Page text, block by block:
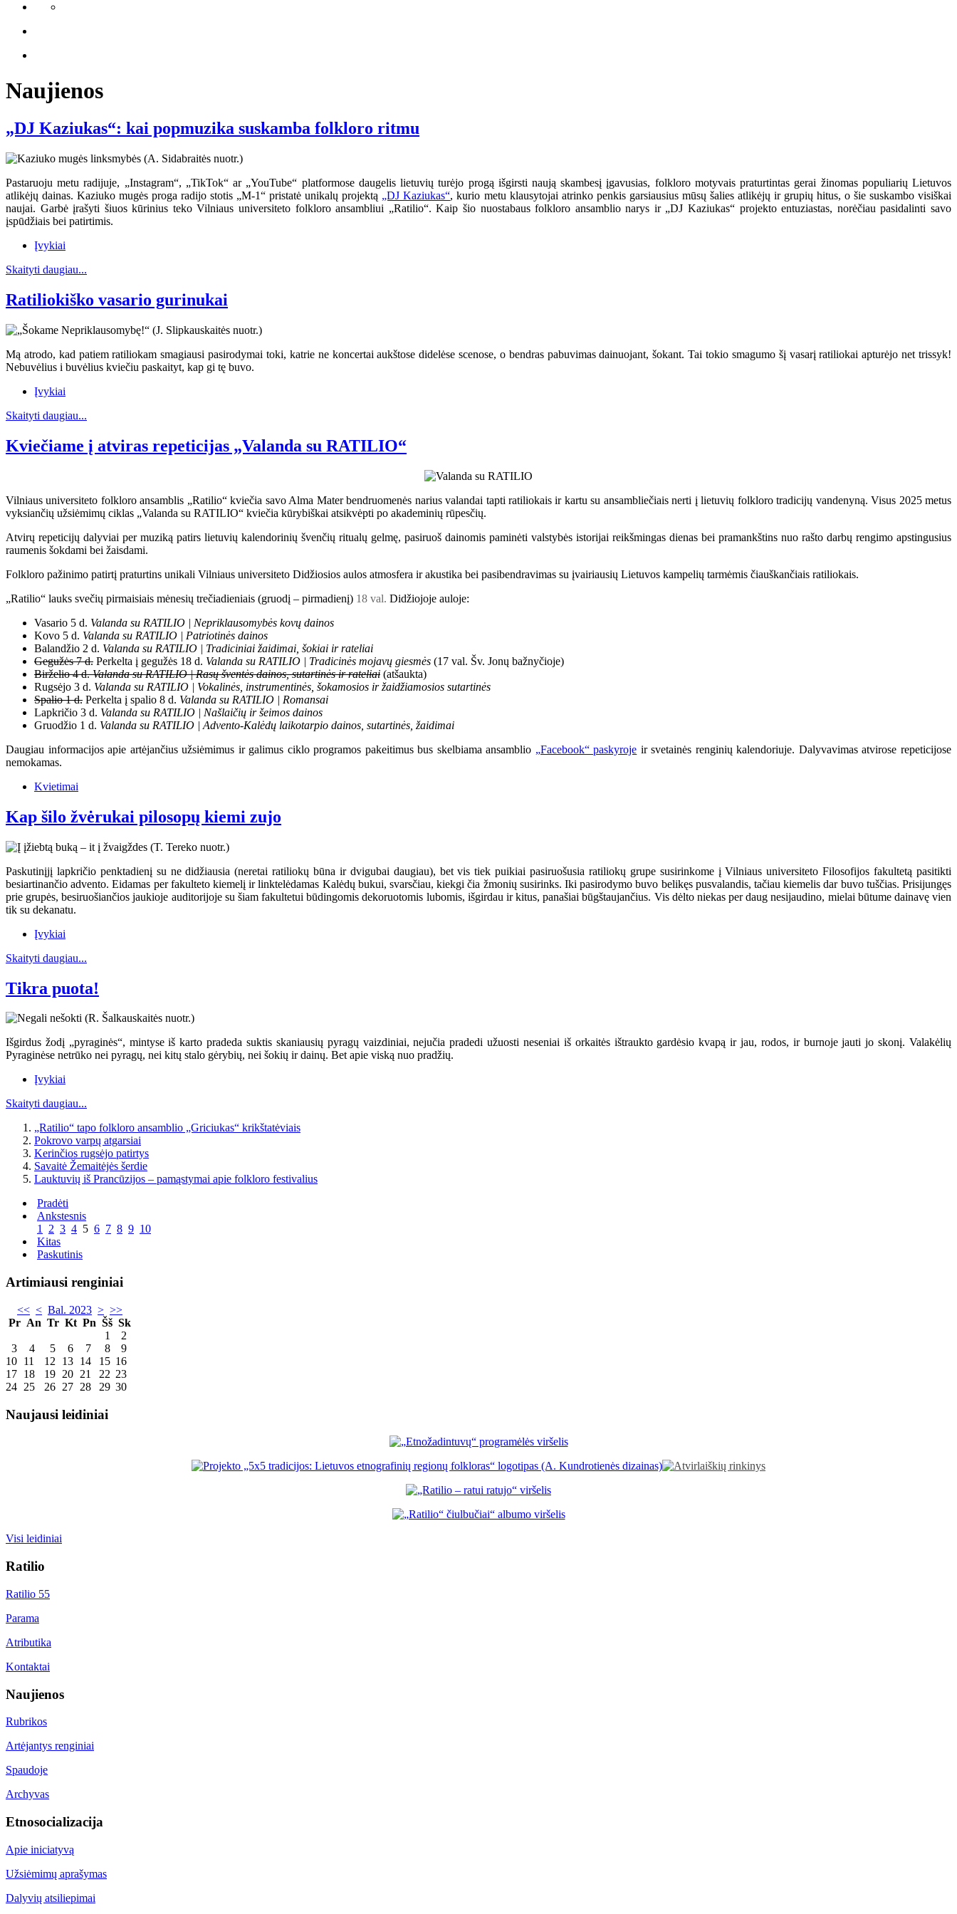
Naujienos
„DJ Kaziukas“: kai popmuzika suskamba folkloro ritmu
Pastaruoju metu radijuje, „Instagram“, „TikTok“ ar „YouTube“ platformose daugelis lietuvių turėjo progą išgirsti naują skambesį įgavusias, folkloro motyvais praturtintas gerai žinomas populiarių Lietuvos
atlikėjų dainas. Kaziuko mugės proga radijo stotis „M-1“ pristatė unikalų projektą „DJ Kaziukas“, kurio metu klausytojai atrinko penkis garsiausius mūsų šalies atlikėjų ir grupių hitus, o šie suskambo visiškai
naujai. Garbė įrašyti šiuos kūrinius teko Vilniaus universiteto folkloro ansambliui „Ratilio“. Kaip šio nuostabaus folkloro ansamblio narys ir „DJ Kaziukas“ projekto entuziastas, norėčiau pasidalinti savo
įspūdžiais bei patirtimis.
Įvykiai
Skaityti daugiau...
Ratiliokiško vasario gurinukai
Mą atrodo, kad patiem ratiliokam smagiausi pasirodymai toki, katrie ne koncertai aukštose didelėse scenose, o bendras pabuvimas dainuojant, šokant. Tai tokio smagumo šį vasarį ratiliokai apturėjo net trissyk!
Nebuvėlius i buvėlius kviečiu paskaityt, kap gi tę buvo.
Įvykiai
Skaityti daugiau...
Kviečiame į atviras repeticijas „Valanda su RATILIO“
Vilniaus universiteto folkloro ansamblis „Ratilio“ kviečia savo Alma Mater bendruomenės narius valandai tapti ratiliokais ir kartu su ansambliečiais nerti į lietuvių folkloro tradicijų vandenyną. Visus 2025 metus
vyksiančių užsiėmimų ciklas „Valanda su RATILIO“ kviečia kūrybiškai atsikvėpti po akademinių rūpesčių.
Atvirų repeticijų dalyviai per muziką patirs lietuvių kalendorinių švenčių ritualų gelmę, pasiruoš dainomis paminėti valstybės istorijai reikšmingas dienas bei pramankštins nuo rašto darbų rengimo apstingusius
raumenis šokdami bei žaisdami.
Folkloro pažinimo patirtį praturtins unikali Vilniaus universiteto Didžiosios aulos atmosfera ir akustika bei pasibendravimas su įvairiausių Lietuvos kampelių tarmėmis čiauškančiais ratiliokais.
„Ratilio“ lauks svečių pirmaisiais mėnesių trečiadieniais (gruodį – pirmadienį) 18 val. Didžiojoje auloje:
Vasario 5 d. Valanda su RATILIO | Nepriklausomybės kovų dainos
Kovo 5 d. Valanda su RATILIO | Patriotinės dainos
Balandžio 2 d. Valanda su RATILIO | Tradiciniai žaidimai, šokiai ir rateliai
Gegužės 7 d. Perkelta į gegužės 18 d. Valanda su RATILIO | Tradicinės mojavų giesmės (17 val. Šv. Jonų bažnyčioje)
Birželio 4 d.Valanda su RATILIO | Rasų šventės dainos, sutartinės ir rateliai (atšaukta)
Rugsėjo 3 d. Valanda su RATILIO | Vokalinės, instrumentinės, šokamosios ir žaidžiamosios sutartinės
Spalio 1 d. Perkelta į spalio 8 d. Valanda su RATILIO | Romansai
Lapkričio 3 d. Valanda su RATILIO | Našlaičių ir šeimos dainos
Gruodžio 1 d. Valanda su RATILIO | Advento-Kalėdų laikotarpio dainos, sutartinės, žaidimai
Daugiau informacijos apie artėjančius užsiėmimus ir galimus ciklo programos pakeitimus bus skelbiama ansamblio „Facebook“ paskyroje ir svetainės renginių kalendoriuje. Dalyvavimas atvirose repeticijose
nemokamas.
Kvietimai
Kap šilo žvėrukai pilosopų kiemi zujo
Paskutinįjį lapkričio penktadienį su ne didžiausia (neretai ratiliokų būna ir dvigubai daugiau), bet vis tiek puikiai pasiruošusia ratiliokų grupe susirinkome į Vilniaus universiteto Filosofijos fakultetą pasitikti
besiartinančio advento. Eidamas per fakulteto kiemelį ir linktelėdamas Kalėdų bukui, svarsčiau, kiekgi čia žmonių susirinks. Iki pasirodymo buvo belikęs pusvalandis, tačiau kiemelis dar buvo tuščias. Prisijungęs
prie grupės, besiruošiančios jaukioje auditorijoje su šiam fakultetui būdingomis dekoruotomis lubomis, išgirdau ir kitus, panašiai būgštaujančius. Vis dėlto niekas per daug nesijaudino, mielai būtume dainavę vien
tik su dekanatu.
Įvykiai
Skaityti daugiau...
Tikra puota!
Išgirdus žodį „pyraginės“, mintyse iš karto pradeda suktis skaniausių pyragų vaizdiniai, nejučia pradedi užuosti neseniai iš orkaitės ištraukto gardėsio kvapą ir jau, rodos, ir burnoje jauti jo skonį. Valakėlių
Pyraginėse netrūko nei pyragų, nei kitų stalo gėrybių, nei šokių ir dainų. Bet apie viską nuo pradžių.
Įvykiai
Skaityti daugiau...
„Ratilio“ tapo folkloro ansamblio „Griciukas“ krikštatėviais
Pokrovo varpų atgarsiai
Kerinčios rugsėjo patirtys
Savaitė Žemaitėjės šerdie
Lauktuvių iš Prancūzijos – pamąstymai apie folkloro festivalius
Pradėti
Ankstesnis
1 2 3 4 5 6 7 8 9 10
Kitas
Paskutinis
Artimiausi renginiai
<< < Bal. 2023 > >>
Pr An Tr Kt Pn Šš Sk
1
2
3
4 5 6 7 8
9
10 11 12 13 14 15 16
17 18 19 20 21 22 23
24 25 26 27 28 29 30
Naujausi leidiniai
Visi leidiniai
Ratilio
Ratilio 55
Parama
Atributika
Kontaktai
Naujienos
Rubrikos
Artėjantys renginiai
Spaudoje
Archyvas
Etnosocializacija
Apie iniciatyvą
Užsiėmimų aprašymas
Dalyvių atsiliepimai